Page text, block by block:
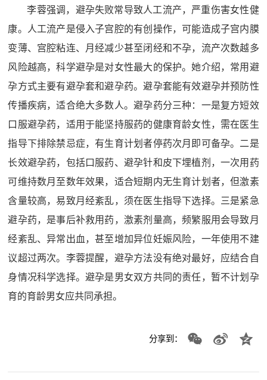
李蓉强调，避孕失败常导致人工流产，严重伤害女性健
康。人工流产是侵入子宫腔的有创操作，可能造成子宫内膜
变薄、宫腔粘连、月经减少甚至闭经和不孕，流产次数越多
风险越高，科学避孕是对女性最大的保护。她介绍，常用避
孕方式主要有避孕套和避孕药。避孕套能有效避孕并预防性
传播疾病，适合绝大多数人。避孕药分三种：一是复方短效
口服避孕药，适用于能坚持服药的健康育龄女性，需在医生
指导下排除禁忌症，有生育计划者停药次月即可备孕。二是
长效避孕药，包括口服药、避孕针和皮下埋植剂，一次用药
可维持数月至数年效果，适合短期内无生育计划者，但激素
含量较高，易致月经紊乱，须在医生指导下选择。三是紧急
避孕药，是事后补救用药，激素剂量高，频繁服用会导致月
经紊乱、异常出血，甚至增加异位妊娠风险，一年使用不建
议超过两次。李蓉提醒，避孕方法没有绝对最好，应结合自
身情况科学选择。避孕是男女双方共同的责任，暂不计划孕
育的育龄男女应共同承担。
分享到：